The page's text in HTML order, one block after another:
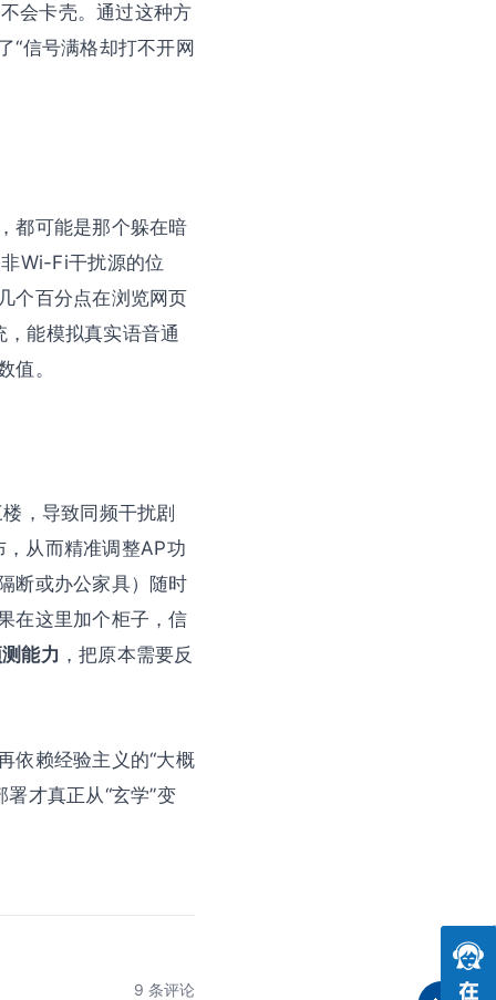
会卡壳。通过这种方
“信号满格却打不开网
都可能是那个躲在暗
Wi-Fi干扰源的位
个百分点在浏览网页
能模拟真实语音通
值。
，导致同频干扰剧
从而精准调整AP功
断或办公家具）随时
在这里加个柜子，信
能力 ，把原本需要反
依赖经验主义的“大概
才真正从“玄学”变
9 条评论